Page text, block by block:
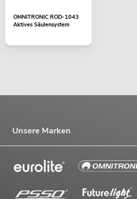
OMNITRONIC ROD-1043
Aktives Säulensystem
Unsere Marken